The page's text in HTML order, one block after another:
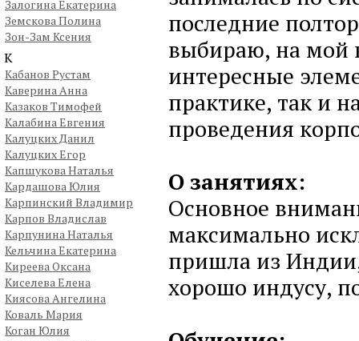
Залогина Екатерина
Земскова Полина
Зон-Зам Ксения
К
Кабанов Рустам
Каверина Анна
Казаков Тимофей
Калабина Евгения
Калуцких Данил
Калуцких Егор
Капшукова Наталья
Кардашова Юлия
Карпинский Владимир
Карпов Владислав
Карпунина Наталья
Кельчина Екатерина
Киреева Оксана
Киселева Елена
Киясова Ангелина
Коваль Мария
Коган Юлия
последние
выбираю, на мой
интересные
практике, так и
проведения
О занятиях:
Основное
максимально
пришла из
хорошо индусу,